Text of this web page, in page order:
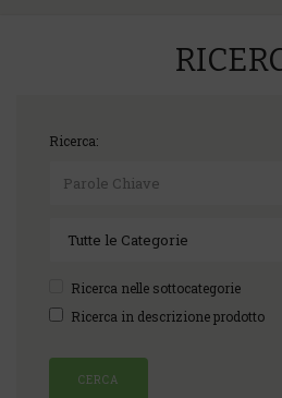
Ricerca:
Ricerca nelle sottocategorie
Ricerca in descrizione prodotto